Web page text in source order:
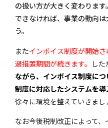
の扱い方が大きく変わりま
できなければ、事業の動向
う。
またインボイス制度が開始
過措置期間が続きます。 し
ながら、インボイス制度に
制度に対応したシステムを導
徐々に環境を整えていきまし
なお今後税制改正によって